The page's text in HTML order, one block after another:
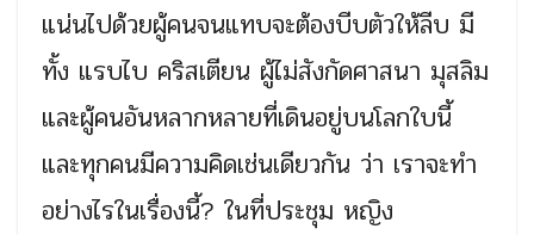
แน่นไปด้วยผู้คนจนแทบจะต้องบีบตัวให้ลีบ มี
ทั้ง แรบไบ คริสเตียน ผู้ไม่สังกัดศาสนา มุสลิม
และผู้คนอันหลากหลายที่เดินอยู่บนโลกใบนี้
และทุกคนมีความคิดเช่นเดียวกัน ว่า เราจะทำ
อย่างไรในเรื่องนี้? ในที่ประชุม หญิง